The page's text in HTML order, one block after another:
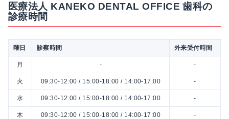
医療法人 KANEKO DENTAL OFFICE 歯科の
診療時間
曜日 診察時間 外来受付時間
月 - -
火 09:30-12:00 / 15:00-18:00 / 14:00-17:00 -
水 09:30-12:00 / 15:00-18:00 / 14:00-17:00 -
木 09:30-12:00 / 15:00-18:00 / 14:00-17:00 -